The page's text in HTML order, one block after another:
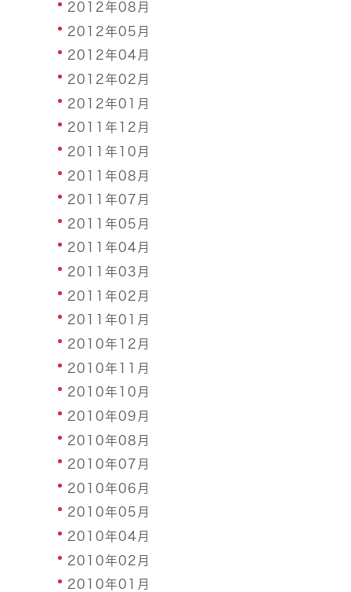
2012年08月
2012年05月
2012年04月
2012年02月
2012年01月
2011年12月
2011年10月
2011年08月
2011年07月
2011年05月
2011年04月
2011年03月
2011年02月
2011年01月
2010年12月
2010年11月
2010年10月
2010年09月
2010年08月
2010年07月
2010年06月
2010年05月
2010年04月
2010年02月
2010年01月